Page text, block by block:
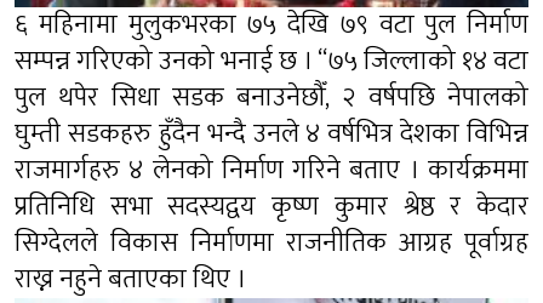
६ महिनामा मुलुकभरका ७५ देखि ७९ वटा पुल निर्माण
सम्पन्न गरिएको उनको भनाई छ । “७५ जिल्लाको १४ वटा
पुल थपेर सिधा सडक बनाउनेछौँ, २ वर्षपछि नेपालको
घुम्ती सडकहरु हुँदैन भन्दै उनले ४ वर्षभित्र देशका विभिन्न
राजमार्गहरु ४ लेनको निर्माण गरिने बताए । कार्यक्रममा
प्रतिनिधि सभा सदस्यद्वय कृष्ण कुमार श्रेष्ठ र केदार
सिग्देलले विकास निर्माणमा राजनीतिक आग्रह पूर्वाग्रह
राख्न नहुने बताएका थिए ।